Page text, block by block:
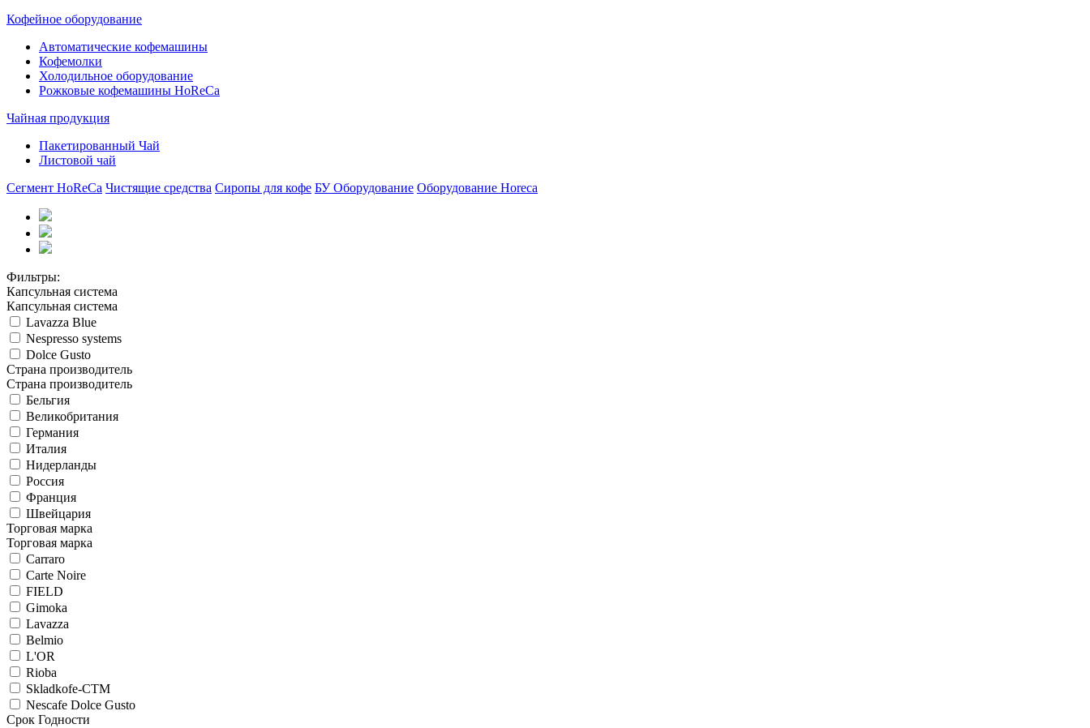
Кофейное оборудование
Автоматические кофемашины
Кофемолки
Холодильное оборудование
Рожковые кофемашины HoReCa
Чайная продукция
Пакетированный Чай
Листовой чай
Сегмент HoReCa Чистящие средства Сиропы для кофе БУ Оборудование Оборудование Horeca
Фильтры:
Капсульная система
Капсульная система
Lavazza Blue
Nespresso systems
Dolce Gusto
Страна производитель
Страна производитель
Бельгия
Великобритания
Германия
Италия
Нидерланды
Россия
Франция
Швейцария
Торговая марка
Торговая марка
Carraro
Carte Noire
FIELD
Gimoka
Lavazza
Belmio
L'OR
Rioba
Skladkofe-CTM
Nescafe Dolce Gusto
Срок Годности